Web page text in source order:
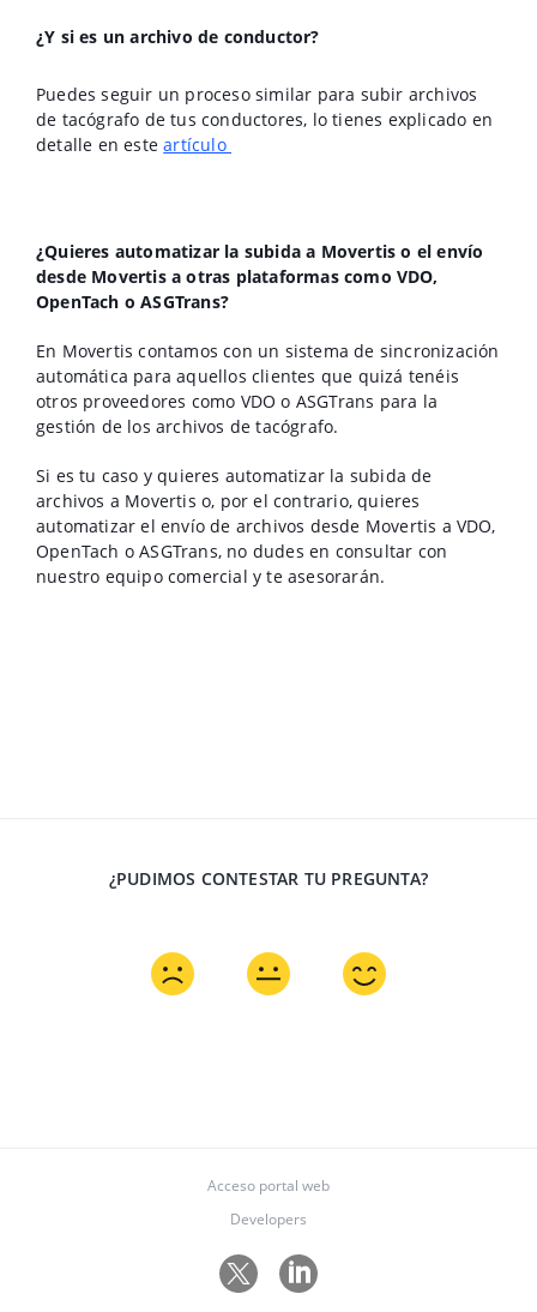
¿Y si es un archivo de conductor?
Puedes seguir un proceso similar para subir archivos
de tacógrafo de tus conductores, lo tienes explicado en
detalle en esteartículo
¿Quieres automatizar la subida a Movertis o el envío
desde Movertis a otras plataformas como VDO,
OpenTach o ASGTrans?
En Movertis contamos con un sistema de sincronización
automática para aquellos clientes que quizá tenéis
otros proveedores como VDO o ASGTrans para la
gestión de los archivos de tacógrafo.
Si es tu caso y quieres automatizar la subida de
archivos a Movertis o, por el contrario, quieres
automatizar el envío de archivos desde Movertis a VDO,
OpenTach o ASGTrans, no dudes en consultar con
nuestro equipo comercial y te asesorarán.
¿PUDIMOS CONTESTAR TU PREGUNTA?
Acceso portal web
Developers